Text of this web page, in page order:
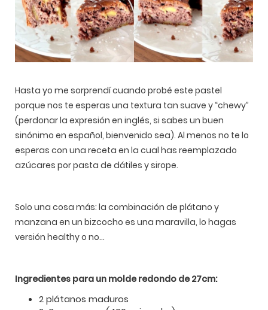
Hasta yo me sorprendí cuando probé este pastel
porque nos te esperas una textura tan suave y “chewy”
(perdonar la expresión en inglés, si sabes un buen
sinónimo en español, bienvenido sea). Al menos no te lo
esperas con una receta en la cual has reemplazado
azúcares por pasta de dátiles y sirope.
Solo una cosa más: la combinación de plátano y
manzana en un bizcocho es una maravilla, lo hagas
versión healthy o no...
Ingredientes para un molde redondo de 27cm:
2 plátanos maduros